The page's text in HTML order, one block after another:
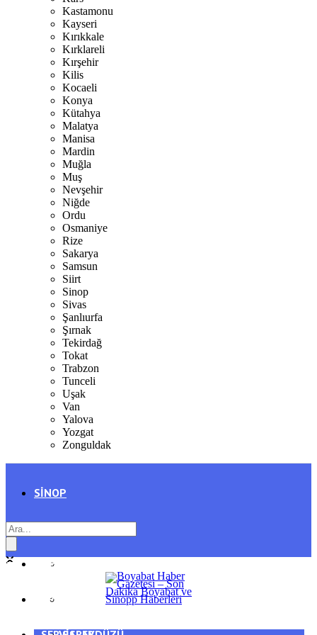
Kastamonu
Kayseri
Kırıkkale
Kırklareli
Kırşehir
Kilis
Kocaeli
Konya
Kütahya
Malatya
Manisa
Mardin
Muğla
Muş
Nevşehir
Niğde
Ordu
Osmaniye
Rize
Sakarya
Samsun
Siirt
Sinop
Sivas
Şanlıurfa
Şırnak
Tekirdağ
Tokat
Trabzon
Tunceli
Uşak
Van
Yalova
Yozgat
Zonguldak
SINOP
AYANCIK
GENEL
SPOR